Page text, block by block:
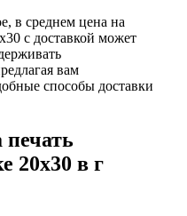
в среднем цена на
с доставкой может
вам
способы доставки
20х30 в г